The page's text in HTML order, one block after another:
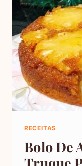
RECEITAS
Bolo De